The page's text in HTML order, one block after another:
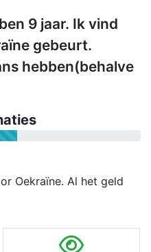
9 jaar. Ik vind
gebeurt.
hebben(behalve
Oekraïne. Al het geld